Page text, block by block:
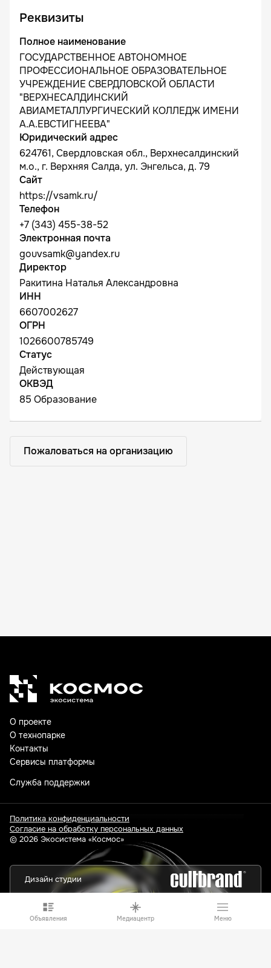
Реквизиты
Полное наименование
ГОСУДАРСТВЕННОЕ АВТОНОМНОЕ
ПРОФЕССИОНАЛЬНОЕ ОБРАЗОВАТЕЛЬНОЕ
УЧРЕЖДЕНИЕ СВЕРДЛОВСКОЙ ОБЛАСТИ
"ВЕРХНЕСАЛДИНСКИЙ
АВИАМЕТАЛЛУРГИЧЕСКИЙ КОЛЛЕДЖ ИМЕНИ
А.А.ЕВСТИГНЕЕВА"
Юридический адрес
624761, Свердловская обл., Верхнесалдинский
м.о., г. Верхняя Салда, ул. Энгельса, д. 79
Сайт
https://vsamk.ru/
Телефон
+7 (343) 455-38-52
Электронная почта
gouvsamk@yandex.ru
Директор
Ракитина Наталья Александровна
ИНН
6607002627
ОГРН
1026600785749
Статус
Действующая
ОКВЭД
85 Образование
Пожаловаться на организацию
Объявления Медиацентр Меню
О проекте
О технопарке
Контакты
Сервисы платформы
Служба поддержки
© 2026 Экосистема «Космос»
Политика конфиденциальности
Согласие на обработку персональных данных
Дизайн студии